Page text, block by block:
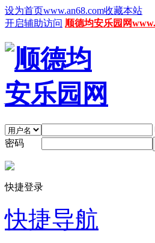
设为首页www.an68.com收藏本站
开启辅助访问 顺德均安乐园网
密码
快捷登录
快捷导航